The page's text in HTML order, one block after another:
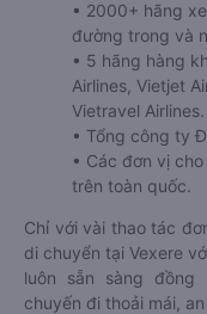
• 2000+ hãng
đường trong và
• 5 hãng hàng
Airlines, Vietjet
Vietravel Airlines.
• Tổng công ty
• Các đơn vị
trên toàn quốc.
Chỉ với vài thao tác
di chuyển tại Vexere
luôn sẵn sàng
chuyến đi thoải mái,